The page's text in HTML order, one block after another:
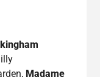
Madame